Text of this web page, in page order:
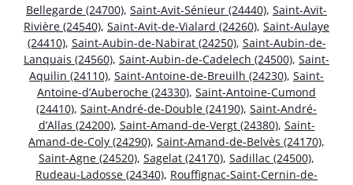
Bellegarde (24700), Saint-Avit-Sénieur (24440), Saint-Avit-
Rivière (24540), Saint-Avit-de-Vialard (24260), Saint-Aulaye
(24410), Saint-Aubin-de-Nabirat (24250), Saint-Aubin-de-
Lanquais (24560), Saint-Aubin-de-Cadelech (24500), Saint-
Aquilin (24110), Saint-Antoine-de-Breuilh (24230), Saint-
Antoine-d’Auberoche (24330), Saint-Antoine-Cumond
(24410), Saint-André-de-Double (24190), Saint-André-
d’Allas (24200), Saint-Amand-de-Vergt (24380), Saint-
Amand-de-Coly (24290), Saint-Amand-de-Belvès (24170),
Saint-Agne (24520), Sagelat (24170), Sadillac (24500),
Rudeau-Ladosse (24340), Rouffignac-Saint-Cernin-de-